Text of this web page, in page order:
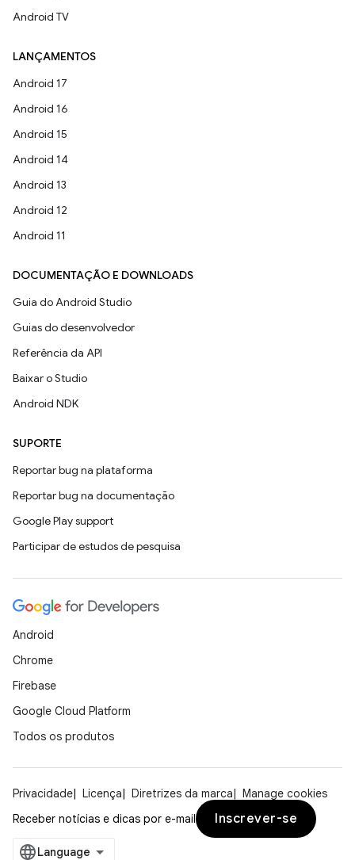
Android TV
LANÇAMENTOS
Android 17
Android 16
Android 15
Android 14
Android 13
Android 12
Android 11
DOCUMENTAÇÃO E DOWNLOADS
Guia do Android Studio
Guias do desenvolvedor
Referência da API
Baixar o Studio
Android NDK
SUPORTE
Reportar bug na plataforma
Reportar bug na documentação
Google Play support
Participar de estudos de pesquisa
Android
Chrome
Firebase
Google Cloud Platform
Todos os produtos
Privacidade Licença Diretrizes da marca
Manage cookies
Receber notícias e dicas por e-mail
Inscrever-se